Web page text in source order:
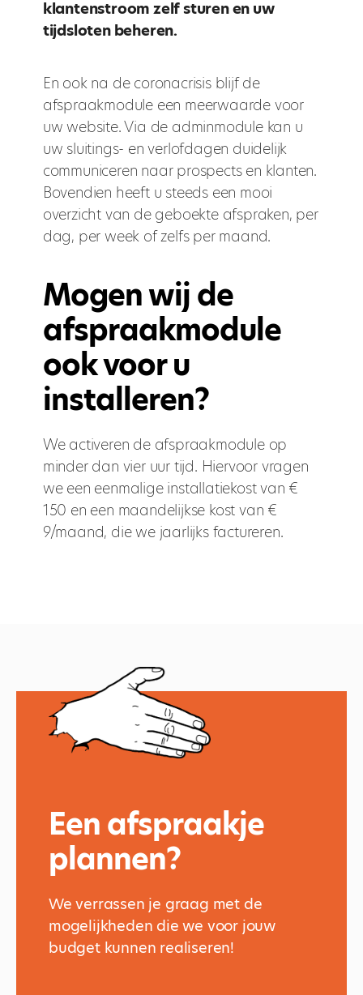
klantenstroom zelf sturen en uw
tijdsloten beheren.
En ook na de coronacrisis blijf de
afspraakmodule een meerwaarde voor
uw website. Via de adminmodule kan u
uw sluitings- en verlofdagen duidelijk
communiceren naar prospects en klanten.
Bovendien heeft u steeds een mooi
overzicht van de geboekte afspraken, per
dag, per week of zelfs per maand.
Mogen wij de
afspraakmodule
ook voor u
installeren?
We activeren de afspraakmodule op
minder dan vier uur tijd. Hiervoor vragen
we een eenmalige installatiekost van €
150 en een maandelijkse kost van €
9/maand, die we jaarlijks factureren.
Een afspraakje
plannen?
We verrassen je graag met de
mogelijkheden die we voor jouw
budget kunnen realiseren!